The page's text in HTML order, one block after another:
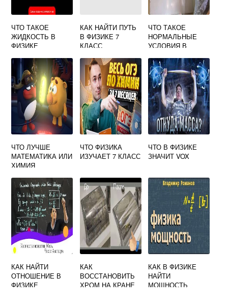
ЧТО ТАКОЕ
ЖИДКОСТЬ В
ФИЗИКЕ
КАК НАЙТИ ПУТЬ
В ФИЗИКЕ 7
КЛАСС
ЧТО ТАКОЕ
НОРМАЛЬНЫЕ
УСЛОВИЯ В
ЧТО ЛУЧШЕ
МАТЕМАТИКА ИЛИ
ХИМИЯ
ЧТО ФИЗИКА
ИЗУЧАЕТ 7 КЛАСС
ЧТО В ФИЗИКЕ
ЗНАЧИТ VOX
КАК НАЙТИ
ОТНОШЕНИЕ В
ФИЗИКЕ
КАК
ВОССТАНОВИТЬ
ХРОМ НА КРАНЕ
КАК В ФИЗИКЕ
НАЙТИ
МОЩНОСТЬ